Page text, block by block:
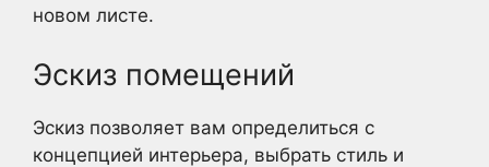
новом листе.
Эскиз помещений
Эскиз позволяет вам определиться с
концепцией интерьера, выбрать стиль и